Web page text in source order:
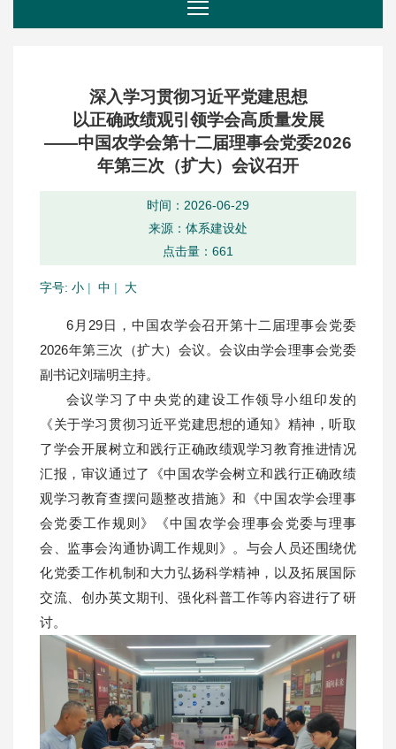
深入学习贯彻习近平党建思想
以正确政绩观引领学会高质量发展
——中国农学会第十二届理事会党委2026
年第三次（扩大）会议召开
时间：2026-06-29
来源：体系建设处
点击量： 661
字号: 小 | 中 | 大
6月29日，中国农学会召开第十二届理事会党委
2026年第三次（扩大）会议。会议由学会理事会党委
副书记刘瑞明主持。
会议学习了中央党的建设工作领导小组印发的
《关于学习贯彻习近平党建思想的通知》精神，听取
了学会开展树立和践行正确政绩观学习教育推进情况
汇报，审议通过了《中国农学会树立和践行正确政绩
观学习教育查摆问题整改措施》和《中国农学会理事
会党委工作规则》《中国农学会理事会党委与理事
会、监事会沟通协调工作规则》。与会人员还围绕优
化党委工作机制和大力弘扬科学精神，以及拓展国际
交流、创办英文期刊、强化科普工作等内容进行了研
讨。